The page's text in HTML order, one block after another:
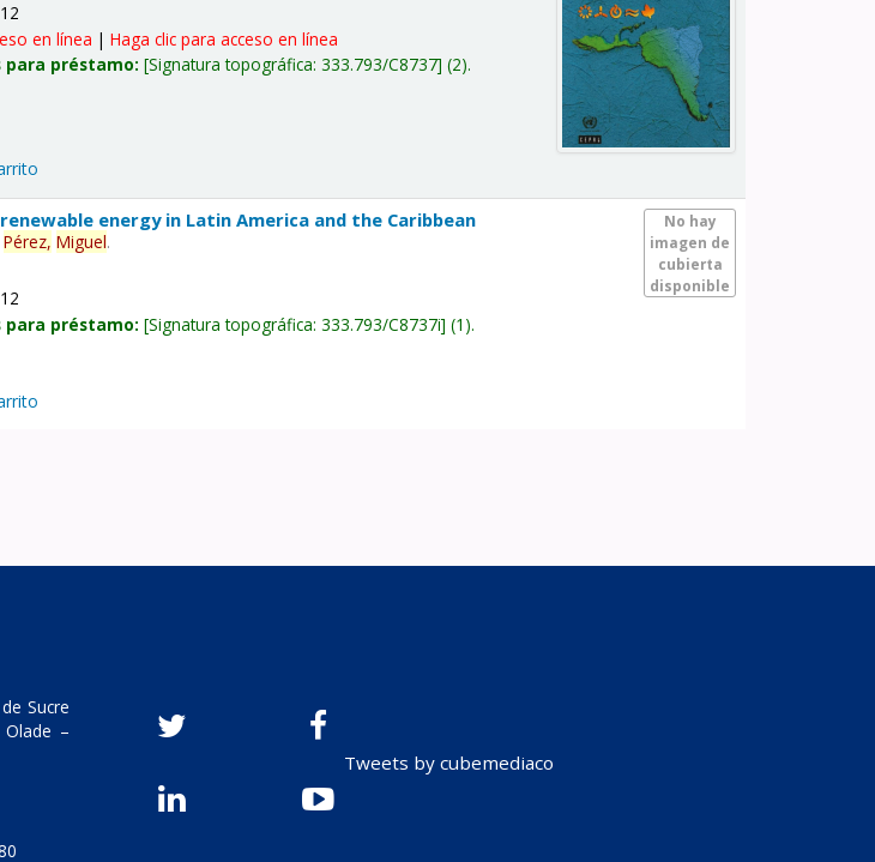
en línea |Haga clic para acceso en línea
para préstamo: Signatura topográfica:333.793/C8737 (2).
No hay
imagen de
cubierta
disponible
energy in Latin America and the Caribbean
Pérez, Miguel.
para préstamo: Signatura topográfica:333.793/C8737i (1).
Sucre
Olade –
Tweets by cubemediaco